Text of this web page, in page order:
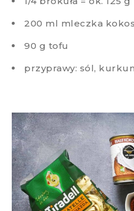
200 ml mleczka
90 g tofu
przyprawy: sól,